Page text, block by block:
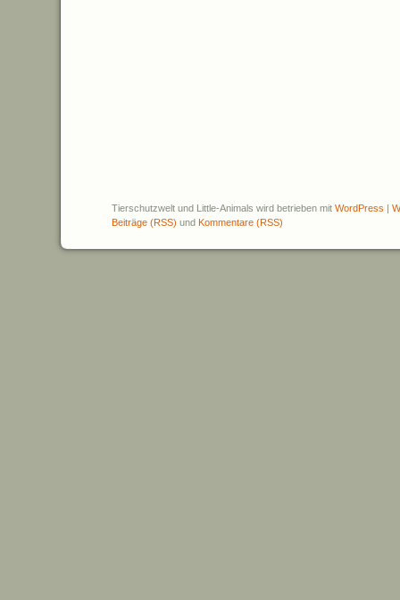
Tierschutzwelt und Little-Animals wird betrieben mit WordPress |
Beiträge (RSS) und Kommentare (RSS)